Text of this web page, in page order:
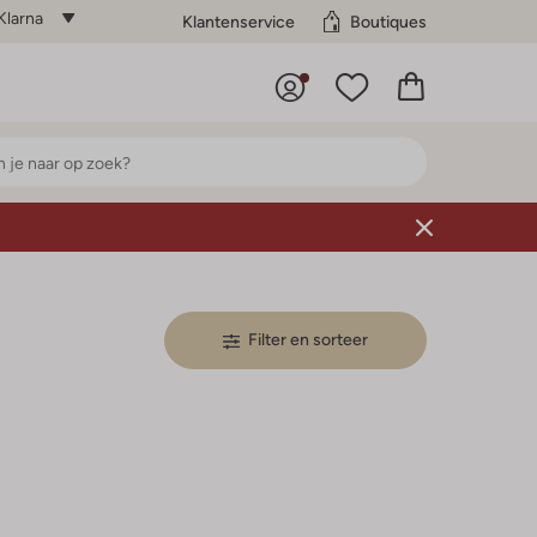
Klantenservice Boutiques
Filter en sorteer